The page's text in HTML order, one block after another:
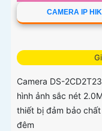
CAMERA IP
Camera DS-
hình ảnh sắc nét
thiết bị đảm bảo
đêm